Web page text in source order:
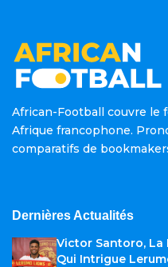
African-Football couvre le
Afrique francophone.
comparatifs de
Dernières Actualités
Victor Santoro, La
Qui Intrigue